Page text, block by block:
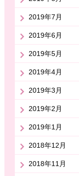
2019年7月
2019年6月
2019年5月
2019年4月
2019年3月
2019年2月
2019年1月
2018年12月
2018年11月